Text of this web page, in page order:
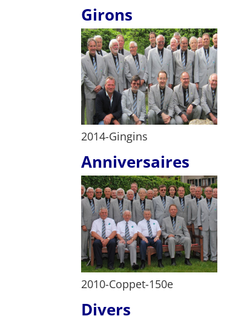
Girons
2014-Gingins
Anniversaires
2010-Coppet-150e
Divers